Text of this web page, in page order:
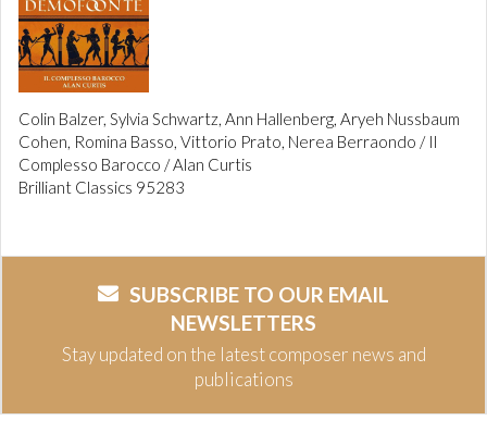
Colin Balzer, Sylvia Schwartz, Ann Hallenberg, Aryeh Nussbaum
Cohen, Romina Basso, Vittorio Prato, Nerea Berraondo / Il
Complesso Barocco / Alan Curtis
Brilliant Classics 95283
SUBSCRIBE TO OUR EMAIL
NEWSLETTERS
Stay updated on the latest composer news and
publications